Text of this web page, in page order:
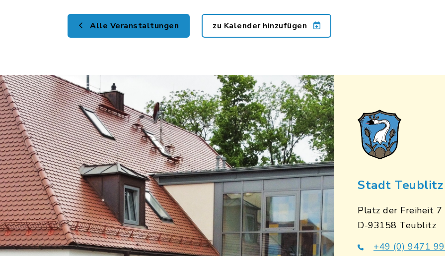
Alle Veranstaltungen zu Kalender hinzufügen
Stadt Teublitz
Platz der Freiheit 7
D-93158 Teublitz
+49 (0) 9471